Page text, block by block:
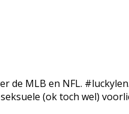
MLB en NFL.
(ok toch wel)